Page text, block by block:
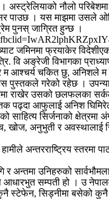
अस्ट्रेलियाको नौलो
। यस माझमा उसले
पुनस् जाग्रित हुन्छ ।
फ्रयाकेर
वि अङ्रेजी विभागका
चकित छु, अनिशले म
पुस्तकले गरेको रहेछ ।
राखेर उसको छलफलका
आफुलाई अनिश घिमिरेले
साहित्य सिर्जनाको
अनुभुती र अवस्थालाई
अन्तरराष्ट्रिय
अन्तमा उनिहरुको
सम्पती हो । उ
स्टेफेन, सिड्नीमा बसेको